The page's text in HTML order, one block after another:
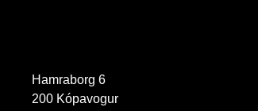
Hamraborg 6
200 Kópavogur